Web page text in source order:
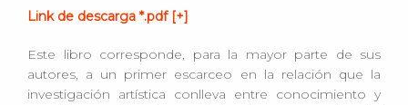
Link de descarga *.pdf [+]
Este libro corresponde, para la mayor parte de sus
autores, a un primer escarceo en la relación que la
investigación artística conlleva entre conocimiento y